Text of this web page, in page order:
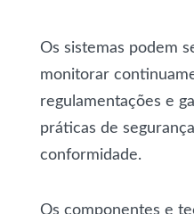
Os sistemas podem
monitorar
regulamentações e
práticas de
conformidade.
Os componentes e